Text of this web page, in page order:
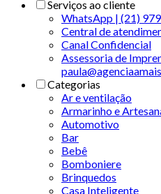
Serviços ao cliente
WhatsApp | (21)
Central de
Canal Confidencial
Assessoria de
Categorias
Ar e ventilação
Armarinho e
Automotivo
Bar
Bebê
Bomboniere
Brinquedos
Casa Inteligente